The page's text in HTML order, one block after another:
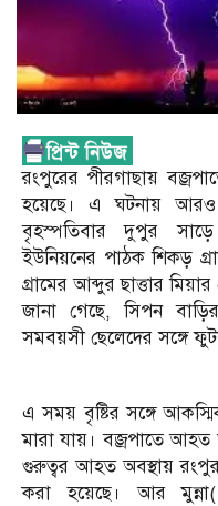
রংপুরের পীরগাছায়
হয়েছে। এ ঘটনায়
বৃহস্পতিবার দুপুর
ইউনিয়নের পাঠক শিকড়
গ্রামের আব্দুর ছাত্তার
জানা গেছে, সিপন
সমবয়সী ছেলেদের সঙ্গে
এ সময় বৃষ্টির সঙ্গে
মারা যায়। বজ্রপাতে
গুরুত্বর আহত অবস্থায়
করা হয়েছে। আর